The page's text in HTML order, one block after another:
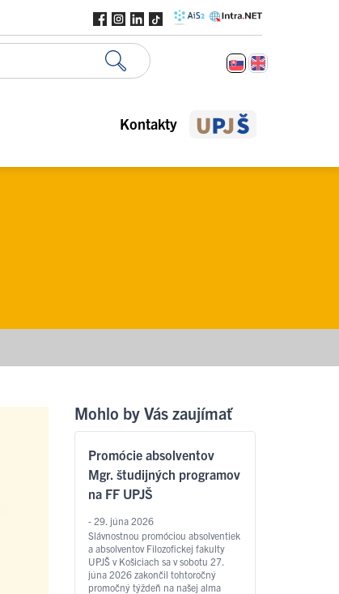
Kontakty
Mohlo by Vás zaujímať
Promócie absolventov
Mgr. študijných programov
na FF UPJŠ
- 29. júna 2026
Slávnostnou promóciou absolventiek
a absolventov Filozofickej fakulty
UPJŠ v Košiciach sa v sobotu 27.
júna 2026 zakončil tohtoročný
promočný týždeň na našej alma